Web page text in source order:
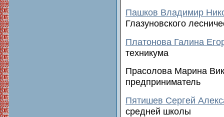
Пашков Владимир
Глазуновского
Платонова Галина
техникума
Прасолова Марина
предприниматель
Пятишев Сергей
средней школы